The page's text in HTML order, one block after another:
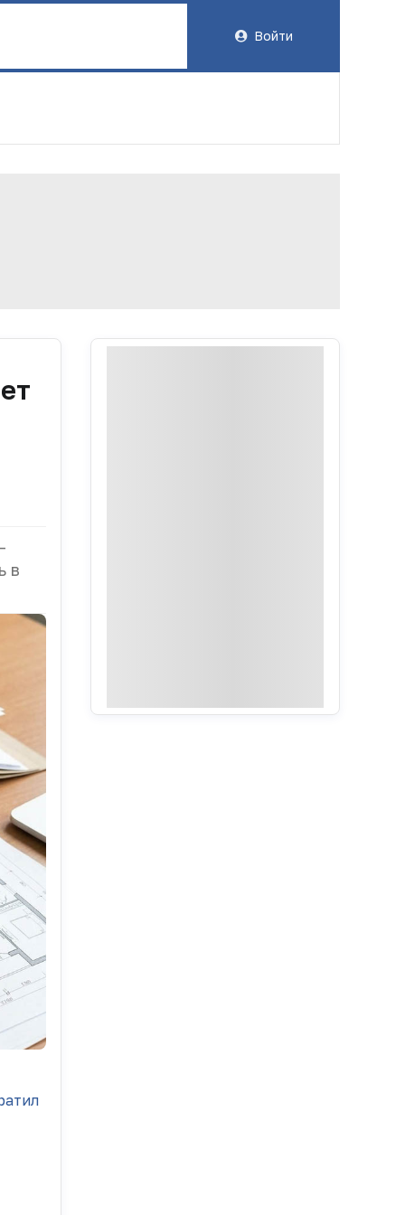
Войти
в